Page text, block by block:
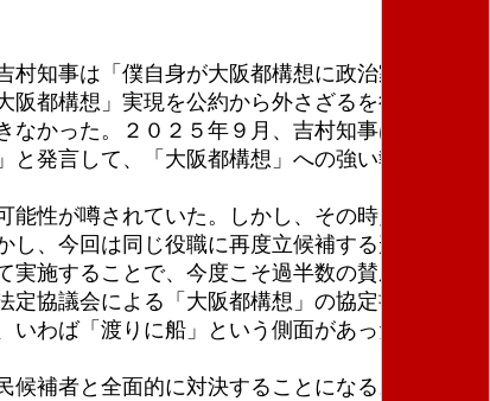
知事は「僕自身が大阪都構想に政治家として
都構想」実現を公約から外さざるを得なくな
かった。２０２５年９月、吉村知事は副首都
発言して、「大阪都構想」への強い執着を改
性が噂されていた。しかし、その時点での話
、今回は同じ役職に再度立候補する形にな
施することで、今度こそ過半数の賛成を得よ
協議会による「大阪都構想」の協定書（設計
わば「渡りに船」という側面があったかもし
補者と全面的に対決することになる。その場